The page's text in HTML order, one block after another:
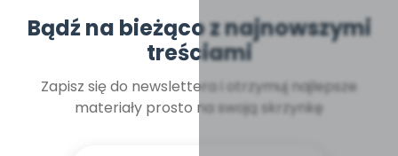
Bądź na bieżąco z najnowszymi
treściami
Zapisz się do newslettera i otrzymuj najlepsze
materiały prosto na swoją skrzynkę